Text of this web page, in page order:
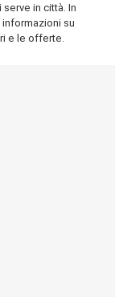
in città. In
su
e le offerte.